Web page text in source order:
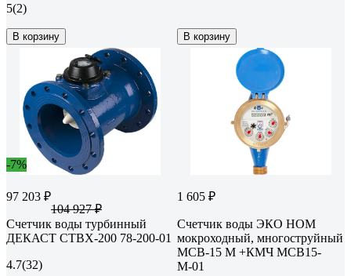
5(2)
В корзину В корзину
-7%
97 203 ₽
104 927 ₽
Счетчик воды турбинный
ДЕКАСТ СТВХ-200 78-200-01
4.7(32)
1 605 ₽
Счетчик воды ЭКО НОМ
мокроходный, многоструйный
МСВ-15 М +КМЧ МСВ15-
М-01